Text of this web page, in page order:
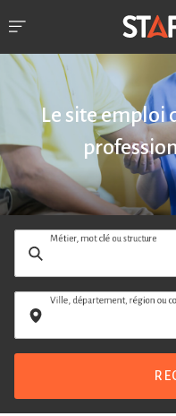
Le site emploi
Métier, mot clé ou structure
Ville, département, région ou